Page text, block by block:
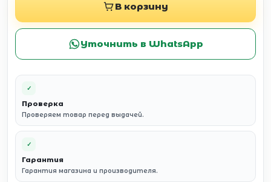
В корзину
Уточнить в WhatsApp
✓
Проверка
Проверяем товар перед выдачей.
✓
Гарантия
Гарантия магазина и производителя.